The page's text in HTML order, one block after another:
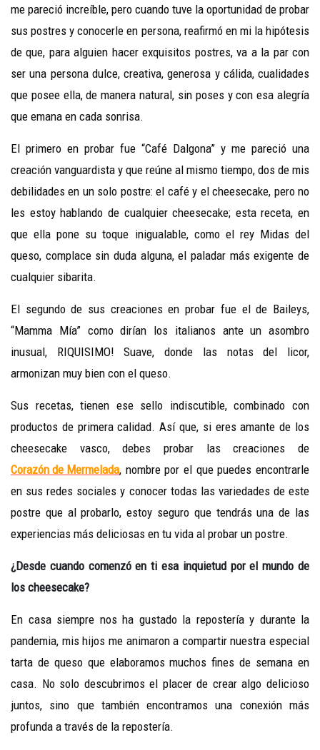
me pareció increíble, pero cuando tuve la oportunidad de probar
sus postres y conocerle en persona, reafirmó en mi la hipótesis
de que, para alguien hacer exquisitos postres, va a la par con
ser una persona dulce, creativa, generosa y cálida, cualidades
que posee ella, de manera natural, sin poses y con esa alegría
que emana en cada sonrisa.
El primero en probar fue “Café Dalgona” y me pareció una
creación vanguardista y que reúne al mismo tiempo, dos de mis
debilidades en un solo postre: el café y el cheesecake, pero no
les estoy hablando de cualquier cheesecake; esta receta, en
que ella pone su toque inigualable, como el rey Midas del
queso, complace sin duda alguna, el paladar más exigente de
cualquier sibarita.
El segundo de sus creaciones en probar fue el de Baileys,
“Mamma Mía” como dirían los italianos ante un asombro
inusual, RIQUISIMO! Suave, donde las notas del licor,
armonizan muy bien con el queso.
Sus recetas, tienen ese sello indiscutible, combinado con
productos de primera calidad. Así que, si eres amante de los
cheesecake vasco, debes probar las creaciones de
Corazón de Mermelada, nombre por el que puedes encontrarle
en sus redes sociales y conocer todas las variedades de este
postre que al probarlo, estoy seguro que tendrás una de las
experiencias más deliciosas en tu vida al probar un postre.
¿Desde cuando comenzó en ti esa inquietud por el mundo de
los cheesecake?
En casa siempre nos ha gustado la repostería y durante la
pandemia, mis hijos me animaron a compartir nuestra especial
tarta de queso que elaboramos muchos fines de semana en
casa. No solo descubrimos el placer de crear algo delicioso
juntos, sino que también encontramos una conexión más
profunda a través de la repostería.